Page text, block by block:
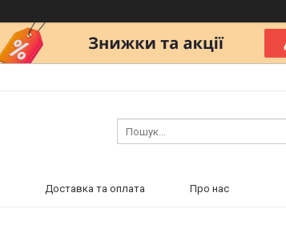
Доставка та оплата Про нас